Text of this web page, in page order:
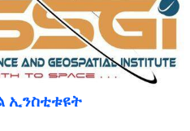
ኢንስቲቱዩት